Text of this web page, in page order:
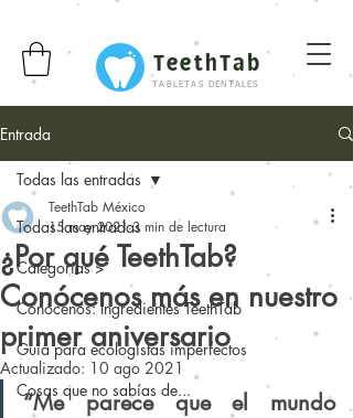
TeethTab
TABLETAS DENTALES
Entrada
Todas las entradas
Categorías >
Conócenos: Ingredientes TeethTab
Guía para ecologistas imperfectos
Cosas que no sabías de...
Todas las entradas
¿Por qué TeethTab?
Conócenos más en nuestro
primer aniversario
TeethTab México
15 may 2021 3 min de lectura
Actualizado: 10 ago 2021
“Me parece que el mundo